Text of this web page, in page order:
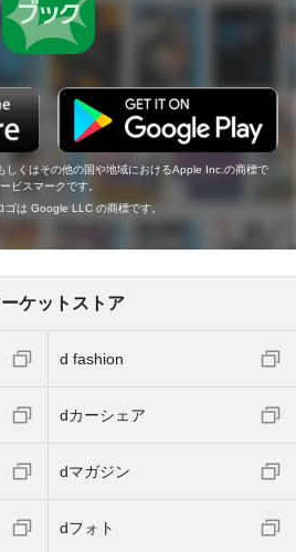
くはその他の国や地域におけるApple Inc.の商標で
ビスマークです。
は Google LLC の商標です。
ケットストア
d fashion
dカーシェア
dマガジン
dフォト